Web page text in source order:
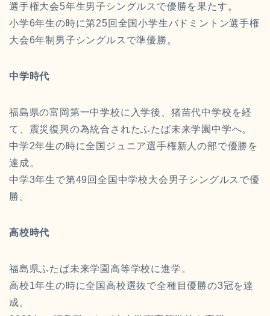
選手権大会5年生男子シングルスで優勝を果たす。
小学6年生の時に第25回全国小学生バドミントン選手権
大会6年制男子シングルスで準優勝。
中学時代
福島県の富岡第一中学校に入学後、猪苗代中学校を経
て、震災復興の為統合されたふたば未来学園中学へ。
中学2年生の時に全国ジュニア選手権新人の部で優勝を
達成。
中学3年生で第49回全国中学校大会男子シングルスで優
勝。
高校時代
福島県ふたば未来学園高等学校に進学。
高校1年生の時に全国高校選抜で全種目優勝の3冠を達
成。